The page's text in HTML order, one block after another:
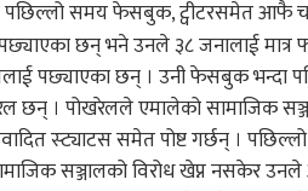
समय फेसबुक, ट्वीटरसमेत आफै
छन् भने उनले ३८ जनालाई
पछ्याएका छन् । उनी फेसबुक भन्दा
छन् । पोखरेलले एमालेको सामाजिक
स्ट्याटस समेत पोष्ट गर्छन् ।
सञ्जालको विरोध खेप्न नसकेर